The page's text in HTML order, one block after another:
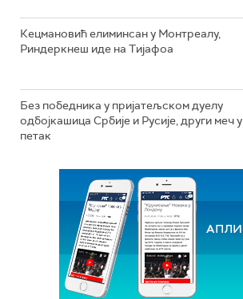
Кецмановић елиминсан у Монтреалу,
Риндеркнеш иде на Тијафоа
Без победника у пријатељском дуелу
одбојкашица Србије и Русије, други меч у
петак